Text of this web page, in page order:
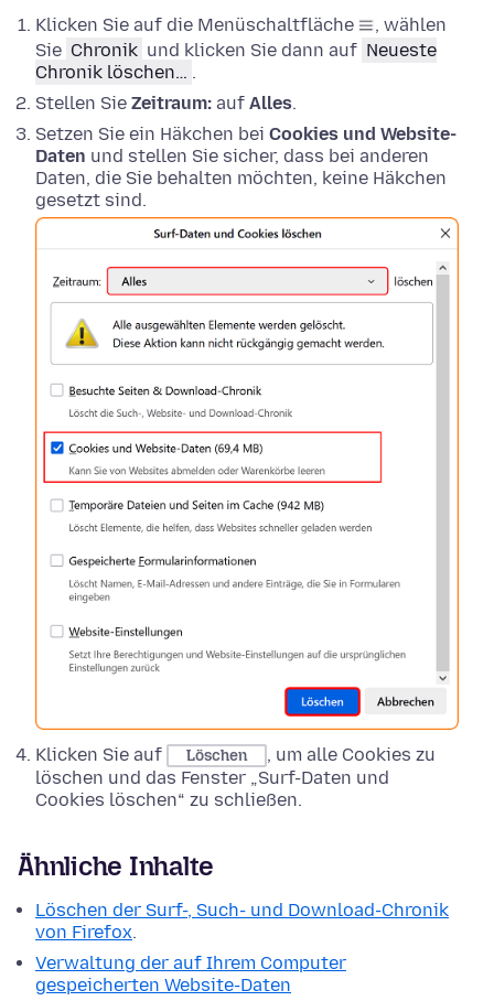
Klicken Sie auf die Menüschaltfläche
, wählen
Sie Chronik und klicken Sie dann auf Neueste
Chronik löschen… .
Stellen Sie Zeitraum: auf Alles.
Setzen Sie ein Häkchen bei Cookies und Website-
Daten und stellen Sie sicher, dass bei anderen
Daten, die Sie behalten möchten, keine Häkchen
gesetzt sind.
Klicken Sie auf Löschen
, um alle Cookies zu
löschen und das Fenster „Surf-Daten und
Cookies löschen“ zu schließen.
Ähnliche Inhalte
Löschen der Surf-, Such- und Download-Chronik
von Firefox.
Verwaltung der auf Ihrem Computer
gespeicherten Website-Daten